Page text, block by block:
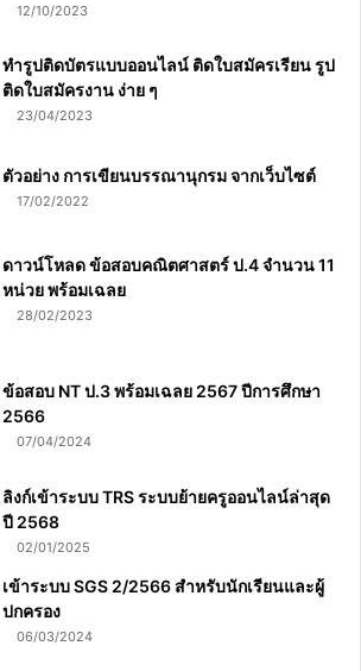
12/10/2023
ทำรูปติดบัตรแบบออนไลน์ ติดใบสมัครเรียน รูป
ติดใบสมัครงาน ง่าย ๆ
23/04/2023
ตัวอย่าง การเขียนบรรณานุกรม จากเว็บไซต์
17/02/2022
ดาวน์โหลด ข้อสอบคณิตศาสตร์ ป.4 จำนวน 11
หน่วย พร้อมเฉลย
28/02/2023
ข้อสอบ NT ป.3 พร้อมเฉลย 2567 ปีการศึกษา
2566
07/04/2024
ลิงก์เข้าระบบ TRS ระบบย้ายครูออนไลน์ล่าสุด
ปี 2568
02/01/2025
เข้าระบบ SGS 2/2566 สำหรับนักเรียนและผู้
ปกครอง
06/03/2024